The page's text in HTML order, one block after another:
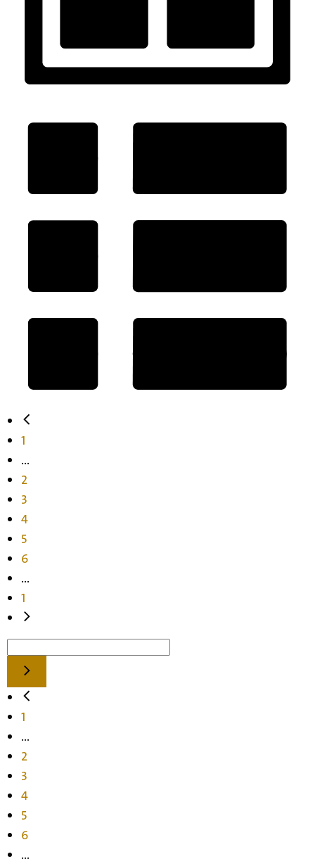
1
...
2
3
4
5
6
...
1
1
...
2
3
4
5
6
...